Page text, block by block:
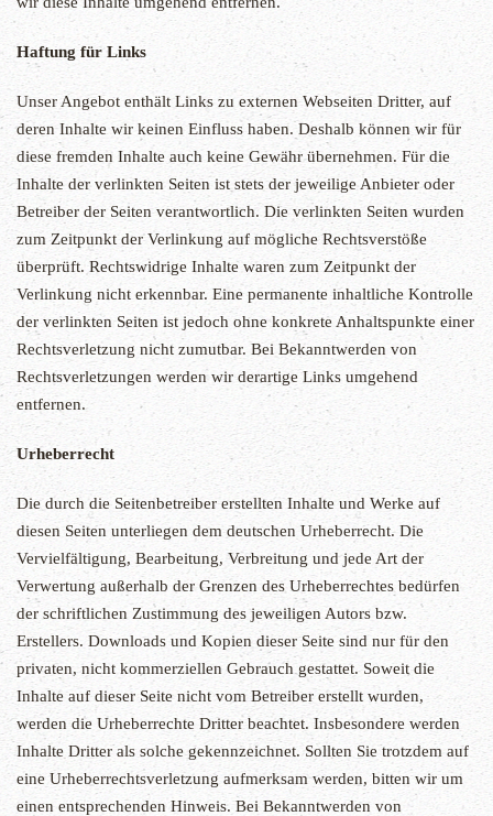
Haftung für Links
Unser Angebot enthält Links zu externen Webseiten Dritter, auf
deren Inhalte wir keinen Einfluss haben. Deshalb können wir für
diese fremden Inhalte auch keine Gewähr übernehmen. Für die
Inhalte der verlinkten Seiten ist stets der jeweilige Anbieter oder
Betreiber der Seiten verantwortlich. Die verlinkten Seiten wurden
zum Zeitpunkt der Verlinkung auf mögliche Rechtsverstöße
überprüft. Rechtswidrige Inhalte waren zum Zeitpunkt der
Verlinkung nicht erkennbar. Eine permanente inhaltliche Kontrolle
der verlinkten Seiten ist jedoch ohne konkrete Anhaltspunkte einer
Rechtsverletzung nicht zumutbar. Bei Bekanntwerden von
Rechtsverletzungen werden wir derartige Links umgehend
entfernen.
Urheberrecht
Die durch die Seitenbetreiber erstellten Inhalte und Werke auf
diesen Seiten unterliegen dem deutschen Urheberrecht. Die
Vervielfältigung, Bearbeitung, Verbreitung und jede Art der
Verwertung außerhalb der Grenzen des Urheberrechtes bedürfen
der schriftlichen Zustimmung des jeweiligen Autors bzw.
Erstellers. Downloads und Kopien dieser Seite sind nur für den
privaten, nicht kommerziellen Gebrauch gestattet. Soweit die
Inhalte auf dieser Seite nicht vom Betreiber erstellt wurden,
werden die Urheberrechte Dritter beachtet. Insbesondere werden
Inhalte Dritter als solche gekennzeichnet. Sollten Sie trotzdem auf
eine Urheberrechtsverletzung aufmerksam werden, bitten wir um
einen entsprechenden Hinweis. Bei Bekanntwerden von